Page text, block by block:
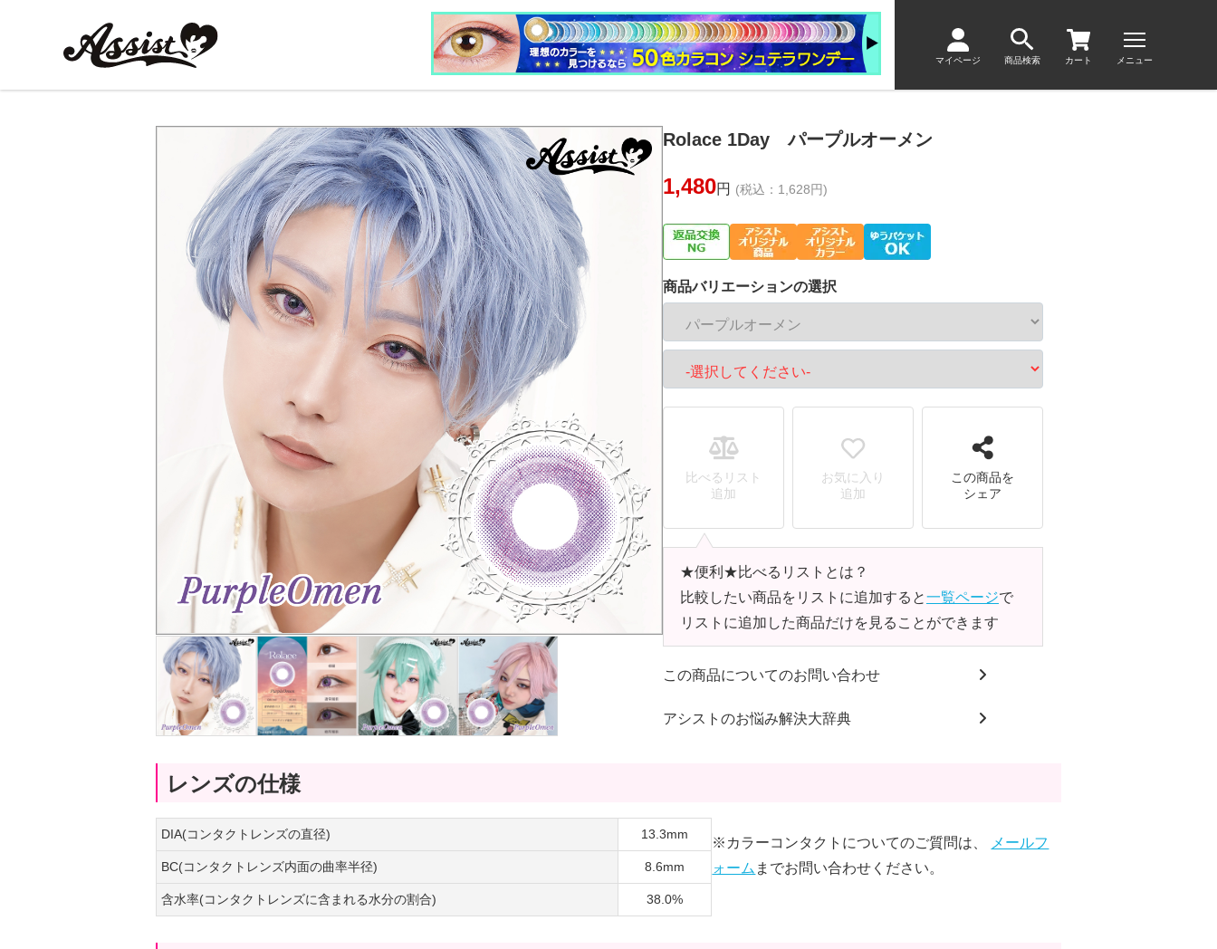
マイページ 商品検索 カート メニュー
Rolace 1Day パープルオーメン
1,480円 (税込：1,628円)
商品バリエーションの選択
比べるリスト
追加
お気に入り
追加
この商品を
シェア
★便利★比べるリストとは？
比較したい商品をリストに追加すると一覧ページで
リストに追加した商品だけを見ることができます
この商品についてのお問い合わせ
アシストのお悩み解決大辞典
レンズの仕様
DIA(コンタクトレンズの直径) 13.3mm
BC(コンタクトレンズ内面の曲率半径) 8.6mm
含水率(コンタクトレンズに含まれる水分の割合) 38.0%
※カラーコンタクトについてのご質問は、 メールフ
ォーム までお問い合わせください。